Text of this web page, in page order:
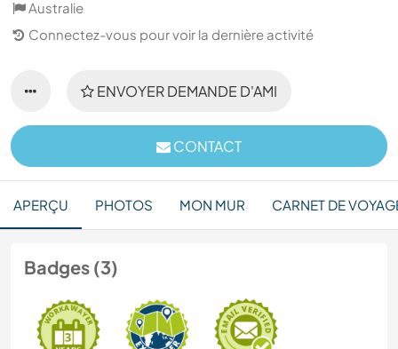
Australie
Connectez-vous pour voir la dernière activité
ENVOYER DEMANDE D'AMI
CONTACT
APERÇU PHOTOS MON MUR CARNET DE
Badges (3)